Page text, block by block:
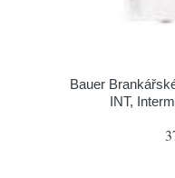
Bauer
INT,